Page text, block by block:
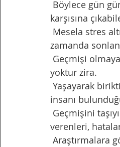
karşısına
zamanda
yoktur zira.
insanı
verenleri,